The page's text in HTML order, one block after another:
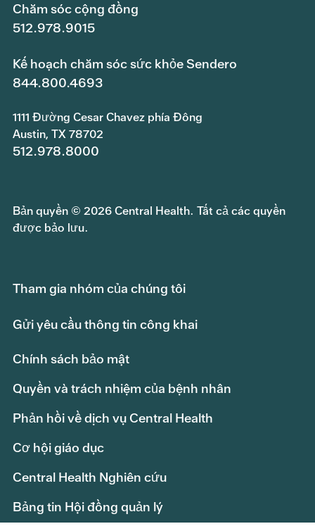
Chăm sóc cộng đồng
512.978.9015
Kế hoạch chăm sóc sức khỏe Sendero
844.800.4693
1111 Đường Cesar Chavez phía Đông
Austin, TX 78702
512.978.8000
Bản quyền © 2026 Central Health. Tất cả các quyền
được bảo lưu.
Tham gia nhóm của chúng tôi
Gửi yêu cầu thông tin công khai
Chính sách bảo mật
Quyền và trách nhiệm của bệnh nhân
Phản hồi về dịch vụ Central Health
Cơ hội giáo dục
Central Health Nghiên cứu
Bảng tin Hội đồng quản lý